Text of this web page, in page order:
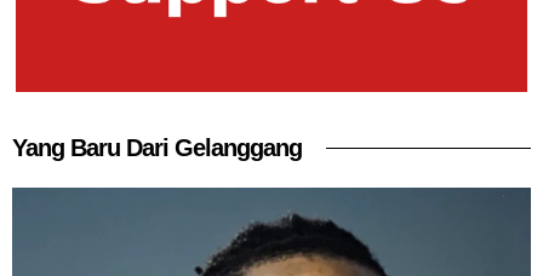
Yang Baru Dari Gelanggang